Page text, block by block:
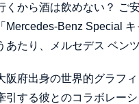
くから酒は飲めない？ ご
Mercedes-Benz Special
あたり、メルセデス ベン
阪府出身の世界的グラフ
引する彼とのコラボレー